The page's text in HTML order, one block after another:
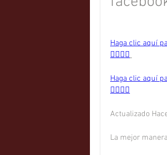
Haga clic aquí
👈🏻👈🏻
Haga clic aquí
👈🏻👈🏻
Actualizado
La mejor